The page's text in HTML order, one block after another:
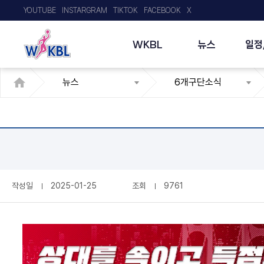
WKBL 뉴스 일
YOUTUBE INSTARGRAM TIKTOK FACEBOOK X
뉴스 6개구단소식
작성일 2025-01-25 조회 9761